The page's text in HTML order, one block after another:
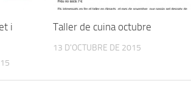
i
Taller de cuina octubre
13 D'OCTUBRE DE 2015